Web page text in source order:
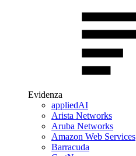
Evidenza
appliedAI
Arista Networks
Aruba Networks
Amazon Web Services
Barracuda